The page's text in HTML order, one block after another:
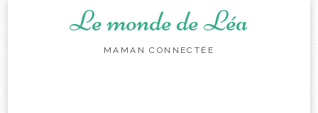
Le monde de Léa
MAMAN CONNECTÉE